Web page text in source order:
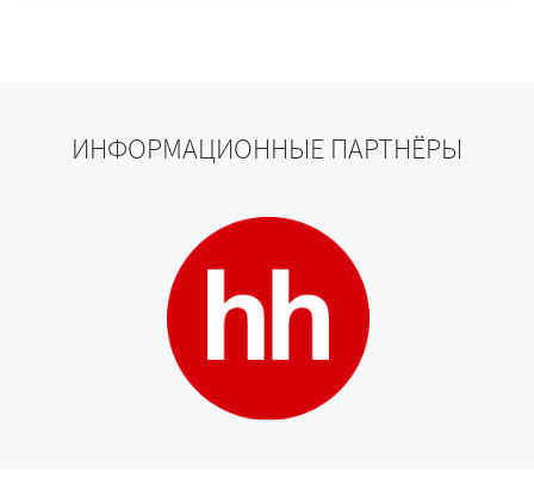
ИНФОРМАЦИОННЫЕ ПАРТНЁРЫ